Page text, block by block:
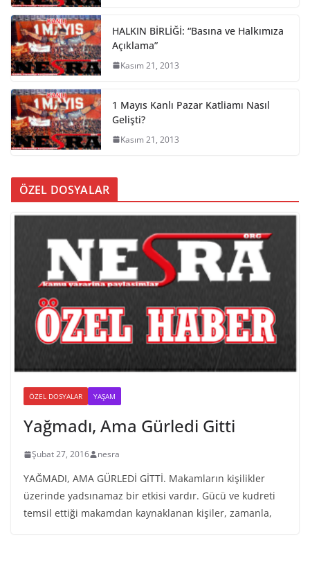
HALKIN BİRLİĞİ: “Basına ve Halkımıza
Açıklama”
Kasım 21, 2013
1 Mayıs Kanlı Pazar Katliamı Nasıl
Gelişti?
Kasım 21, 2013
ÖZEL DOSYALAR
ÖZEL DOSYALAR YAŞAM
Yağmadı, Ama Gürledi Gitti
Şubat 27, 2016 nesra
YAĞMADI, AMA GÜRLEDİ GİTTİ. Makamların kişilikler
üzerinde yadsınamaz bir etkisi vardır. Gücü ve kudreti
temsil ettiği makamdan kaynaklanan kişiler, zamanla,